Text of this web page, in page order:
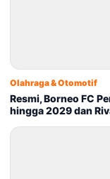
Olahraga & Otomotif
Resmi, Borneo FC
hingga 2029 dan